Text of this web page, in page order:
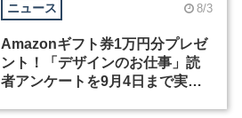
ニュース 8/3
Amazonギフト券1万円分プレゼ
ント！「デザインのお仕事」読
者アンケートを9月4日まで実施